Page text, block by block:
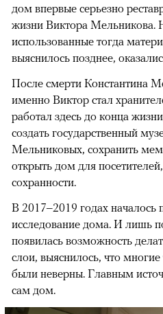
дом впервые серьезно
жизни Виктора Мельникова.
использованные тогда
выяснилось позднее,
После смерти Константина
именно Виктор стал
работал здесь до конца
создать государственный
Мельниковых, сохранить
открыть дом для
сохранности.
В 2017–2019 годах началось
исследование дома. И лишь
появилась возможность
слои, выяснилось, что многие
были неверны. Главным
сам дом.